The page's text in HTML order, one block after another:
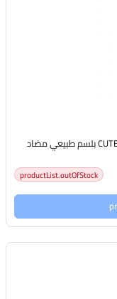
CUTE PRESS Treex Natural Anti-Hairfall Conditioner بلسم طبيعي مضاد
productList.outOfStock